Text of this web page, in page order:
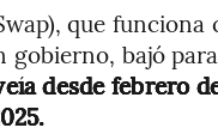
que
bajó
desde febrero